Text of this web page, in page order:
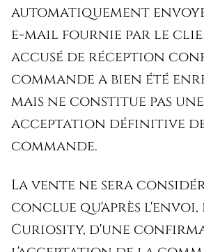
automatiquement
e-mail fournie par le
accusé de réception
commande a bien été
mais ne constitue pas une
acceptation définitive
commande.
La vente ne sera
conclue qu'après l'envoi,
Curiosity, d'une